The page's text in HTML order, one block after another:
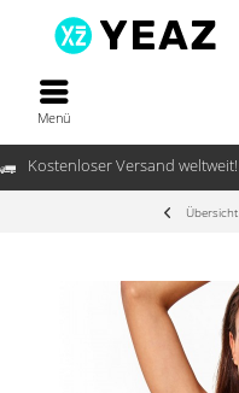
Kostenloser Versand weltweit!
Menü
Übersicht